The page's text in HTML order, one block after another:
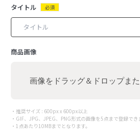
タイトル 必須
商品画像
画像をドラッグ＆ドロップま
・推奨サイズ : 600px x 600px以上
・GIF、JPG、JPEG、PNG形式の画像を5点まで登録でき
・1点あたり10MBまでとなります。